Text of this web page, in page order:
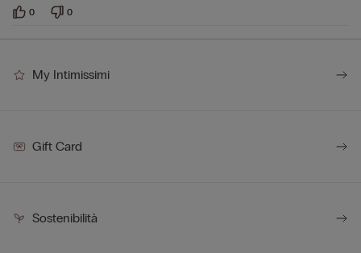
0 0
My Intimissimi
Gift Card
Sostenibilità